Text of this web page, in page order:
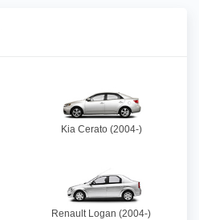
Kia Cerato (2004-)
Renault Logan (2004-)